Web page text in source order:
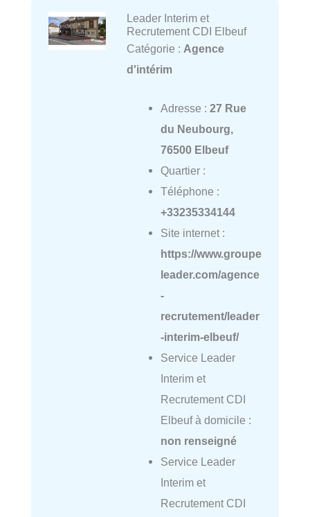
Leader Interim et
Recrutement CDI Elbeuf
Catégorie : Agence
d'intérim
Adresse : 27 Rue
du Neubourg,
76500 Elbeuf
Quartier :
Téléphone :
+33235334144
Site internet :
https://www.groupe
leader.com/agence
-
recrutement/leader
-interim-elbeuf/
Service Leader
Interim et
Recrutement CDI
Elbeuf à domicile :
non renseigné
Service Leader
Interim et
Recrutement CDI